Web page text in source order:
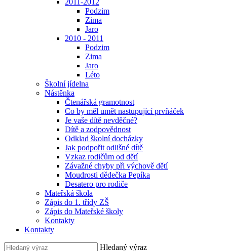
2011-2012
Podzim
Zima
Jaro
2010 - 2011
Podzim
Zima
Jaro
Léto
Školní jídelna
Nástěnka
Čtenářská gramotnost
Co by měl umět nastupující prvňáček
Je vaše dítě nevděčné?
Dítě a zodpovědnost
Odklad školní docházky
Jak podpořit odlišné dítě
Vzkaz rodičům od dětí
Závažné chyby při výchově dětí
Moudrosti dědečka Pepíka
Desatero pro rodiče
Mateřská škola
Zápis do 1. třídy ZŠ
Zápis do Mateřské školy
Kontakty
Kontakty
Hledaný výraz